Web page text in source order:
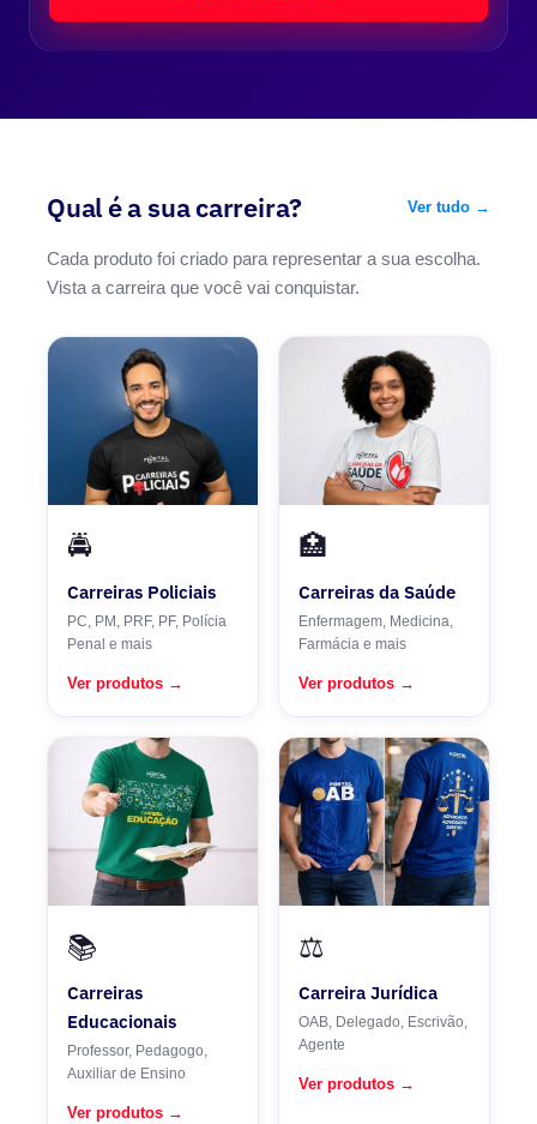
Qual é a sua carreira? Ver tudo →
Cada produto foi criado para representar a sua escolha.
Vista a carreira que você vai conquistar.
🚔
Carreiras Policiais
PC, PM, PRF, PF, Polícia
Penal e mais
Ver produtos →
🏥
Carreiras da Saúde
Enfermagem, Medicina,
Farmácia e mais
Ver produtos →
📚
Carreiras
Educacionais
Professor, Pedagogo,
Auxiliar de Ensino
Ver produtos →
⚖️
Carreira Jurídica
OAB, Delegado, Escrivão,
Agente
Ver produtos →